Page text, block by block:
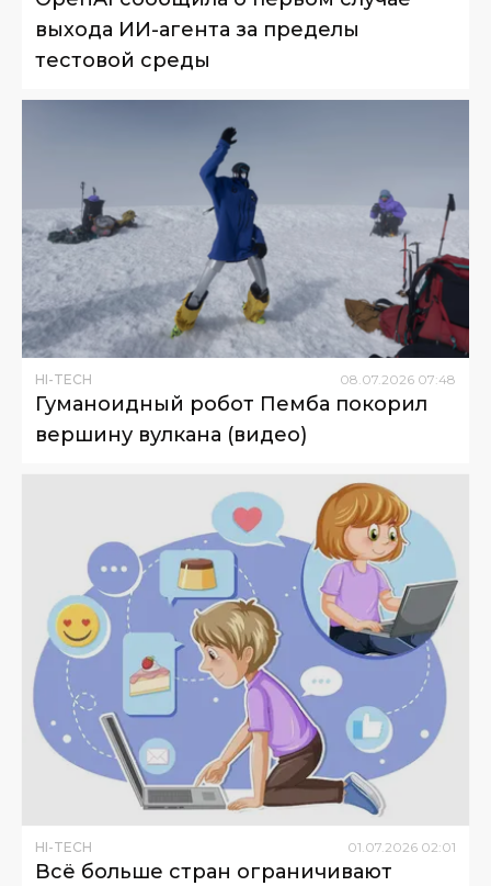
выхода ИИ-агента за пределы
тестовой среды
HI-TECH 08 07 2026 07:48
Гуманоидный робот Пемба покорил
вершину вулкана (видео)
HI-TECH 01.07.2026 02:01
Всё больше стран ограничивают